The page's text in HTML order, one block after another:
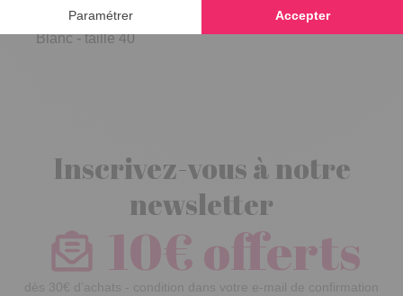
"Confort Line"
Blanc - taille 40
Inscrivez-vous à notre
newsletter
10€ offerts
dès 30€ d’achats - condition dans votre e-mail de confirmation